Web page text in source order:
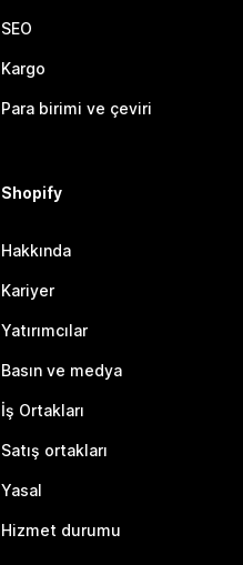
SEO
Kargo
Para birimi ve çeviri
Shopify
Hakkında
Kariyer
Yatırımcılar
Basın ve medya
İş Ortakları
Satış ortakları
Yasal
Hizmet durumu